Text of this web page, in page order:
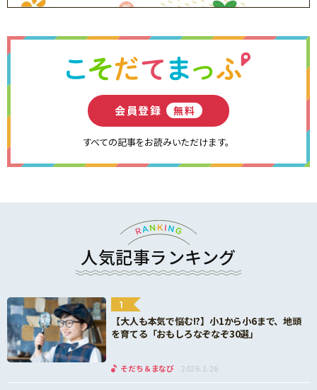
会員登録 無料
すべての記事をお読みいただけます。
人気記事ランキング
1
【大人も本気で悩む!?】小1から小6まで、地頭
を育てる「おもしろなぞなぞ30選」
そだち＆まなび 2026.1.26